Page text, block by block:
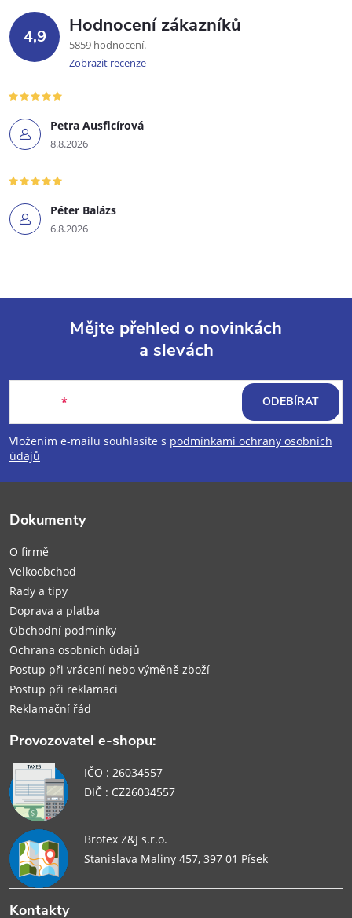
4,9 Hodnocení zákazníků
5859 hodnocení
Zobrazit recenze
Petra Ausficírová
8.8.2026
Péter Balázs
6.8.2026
p
a
Mějte přehled o novinkách
a slevách
Vložením e-mailu souhlasíte s podmínkami ochrany osobních
údajů
ODEBÍRAT
Dokumenty
O firmě
Velkoobchod
Rady a tipy
Doprava a platba
Obchodní podmínky
Ochrana osobních údajů
Postup při vrácení nebo výměně zboží
Postup při reklamaci
Reklamační řád
Provozovatel e-shopu:
IČO : 26034557
DIČ : CZ26034557
Brotex Z&J s.r.o.
Stanislava Maliny 457, 397 01 Písek
Kontakty